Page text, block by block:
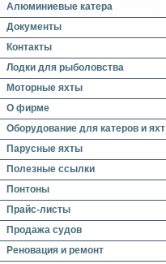
Алюминиевые катера
Документы
Контакты
Лодки для рыболовства
Моторные яхты
О фирме
Оборудование для катеров и яхт
Парусные яхты
Полезные ссылки
Понтоны
Прайс-листы
Продажа судов
Реновация и ремонт